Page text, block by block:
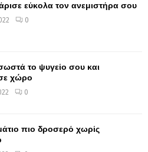
εύκολα τον ανεμιστήρα σου
0
το ψυγείο σου και
χώρο
0
πιο δροσερό χωρίς